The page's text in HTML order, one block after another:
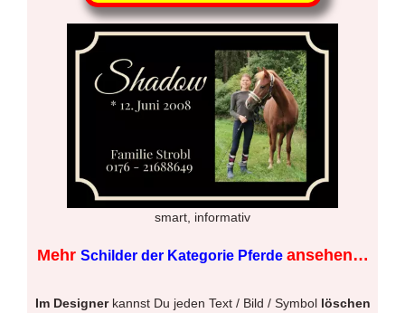
smart, informativ
Mehr Schilder der Kategorie Pferde ansehen…
Im Designerkannst Du jeden Text / Bild / Symbol löschen